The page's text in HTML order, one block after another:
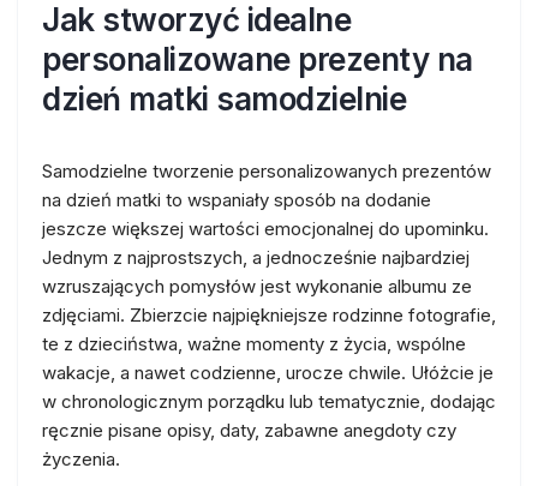
Jak stworzyć idealne
personalizowane prezenty na
dzień matki samodzielnie
Samodzielne tworzenie personalizowanych prezentów
na dzień matki to wspaniały sposób na dodanie
jeszcze większej wartości emocjonalnej do upominku.
Jednym z najprostszych, a jednocześnie najbardziej
wzruszających pomysłów jest wykonanie albumu ze
zdjęciami. Zbierzcie najpiękniejsze rodzinne fotografie,
te z dzieciństwa, ważne momenty z życia, wspólne
wakacje, a nawet codzienne, urocze chwile. Ułóżcie je
w chronologicznym porządku lub tematycznie, dodając
ręcznie pisane opisy, daty, zabawne anegdoty czy
życzenia.